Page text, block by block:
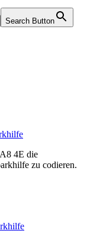
Search Button
4E die
zu codieren.